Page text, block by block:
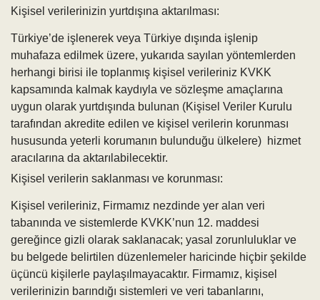
Kişisel verilerinizin yurtdışına aktarılması:
Türkiye’de işlenerek veya Türkiye dışında işlenip
muhafaza edilmek üzere, yukarıda sayılan yöntemlerden
herhangi birisi ile toplanmış kişisel verileriniz KVKK
kapsamında kalmak kaydıyla ve sözleşme amaçlarına
uygun olarak yurtdışında bulunan (Kişisel Veriler Kurulu
tarafından akredite edilen ve kişisel verilerin korunması
hususunda yeterli korumanın bulunduğu ülkelere) hizmet
aracılarına da aktarılabilecektir.
Kişisel verilerin saklanması ve korunması:
Kişisel verileriniz, Firmamız nezdinde yer alan veri
tabanında ve sistemlerde KVKK’nun 12. maddesi
gereğince gizli olarak saklanacak; yasal zorunluluklar ve
bu belgede belirtilen düzenlemeler haricinde hiçbir şekilde
üçüncü kişilerle paylaşılmayacaktır. Firmamız, kişisel
verilerinizin barındığı sistemleri ve veri tabanlarını,